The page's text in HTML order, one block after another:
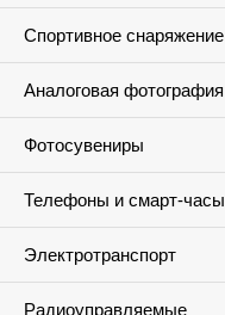
Спортивное снаряжение
Аналоговая фотография
Фотосувениры
Телефоны и смарт-часы
Электротранспорт
Радиоуправляемые